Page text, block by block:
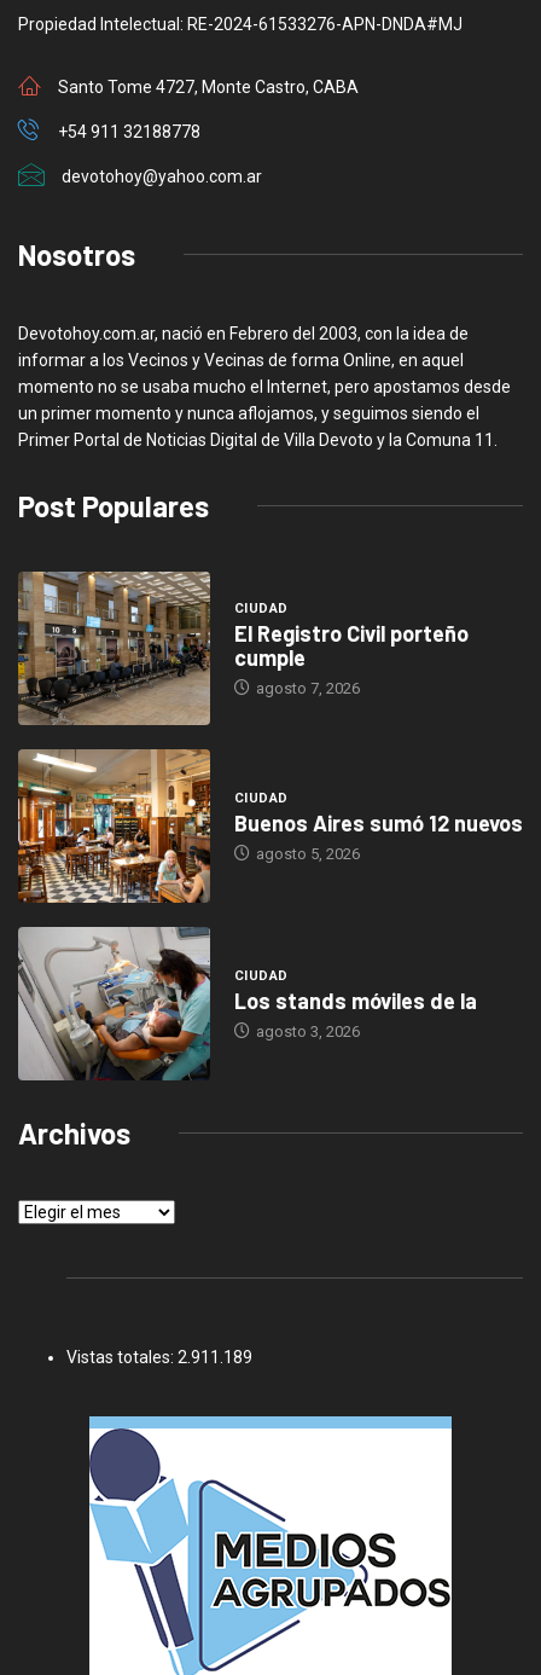
Propiedad Intelectual: RE-2024-61533276-APN-DNDA#MJ
Santo Tome 4727, Monte Castro, CABA
+54 911 32188778
devotohoy@yahoo.com.ar
Nosotros
Devotohoy.com.ar, nació en Febrero del 2003, con la idea de
informar a los Vecinos y Vecinas de forma Online, en aquel
momento no se usaba mucho el Internet, pero apostamos desde
un primer momento y nunca aflojamos, y seguimos siendo el
Primer Portal de Noticias Digital de Villa Devoto y la Comuna 11.
Post Populares
CIUDAD
El Registro Civil porteño
cumple
agosto 7, 2026
CIUDAD
Buenos Aires sumó 12 nuevos
agosto 5, 2026
CIUDAD
Los stands móviles de la
agosto 3, 2026
Archivos
Archivos
Vistas totales: 2.911.189